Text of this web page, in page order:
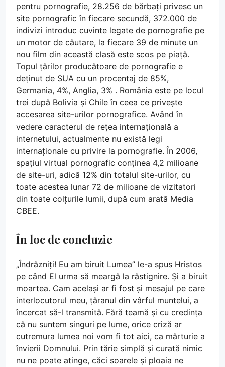
pentru pornografie, 28.256 de bărbați privesc un
site pornografic în fiecare secundă, 372.000 de
indivizi introduc cuvinte legate de pornografie pe
un motor de căutare, la fiecare 39 de minute un
nou film din această clasă este scos pe piață.
Topul țărilor producătoare de pornografie e
deținut de SUA cu un procentaj de 85%,
Germania, 4%, Anglia, 3% . România este pe locul
trei după Bolivia și Chile în ceea ce privește
accesarea site-urilor pornografice. Având în
vedere caracterul de rețea internațională a
internetului, actualmente nu există legi
internaționale cu privire la pornografie. În 2006,
spațiul virtual pornografic conținea 4,2 milioane
de site-uri, adică 12% din totalul site-urilor, cu
toate acestea lunar 72 de milioane de vizitatori
din toate colțurile lumii, după cum arată Media
CBEE.
În loc de concluzie
„Îndrăzniți! Eu am biruit Lumea” le-a spus Hristos
pe când El urma să meargă la răstignire. Și a biruit
moartea. Cam același ar fi fost și mesajul pe care
interlocutorul meu, țăranul din vârful muntelui, a
încercat să-l transmită. Fără teamă și cu credința
că nu suntem singuri pe lume, orice criză ar
cutremura lumea noi vom fi tot aici, ca mărturie a
învierii Domnului. Prin tărie simplă și curată nimic
nu ne poate atinge, căci soarele și ploaia ne